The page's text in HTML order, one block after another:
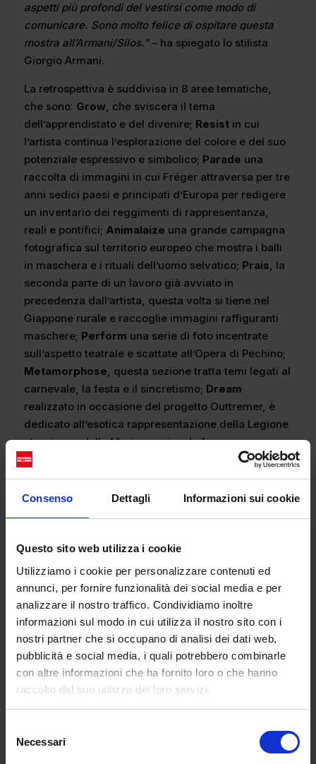
Consenso Dettagli Informazioni sui cookie
Questo sito web utilizza i cookie
Utilizziamo i cookie per personalizzare contenuti ed
annunci, per fornire funzionalità dei social media e per
analizzare il nostro traffico. Condividiamo inoltre
informazioni sul modo in cui utilizza il nostro sito con i
nostri partner che si occupano di analisi dei dati web,
pubblicità e social media, i quali potrebbero combinarle
con altre informazioni che ha fornito loro o che hanno
raccolto dal suo utilizzo dei loro servizi.
delNecessari
aspetti più profondi del vestirsi come modo di
comunicare. Sono molto felice di ospitare questa
mostra all’Armani/Silos.”– ha spiegato lo stilista
Giorgio Armani.
La retrospettiva è suddivisa in 8 aree tematiche,
che sono: Grow, che sviscera il tema
dell’apprendistato e del divenire; Resistin cui
l’artista continua l’esplorazione del colore e del suo
potenziale espressivo e simbolico; Parade una
raccolta di immagini in cui Fréger attraversa per tre
anni sedici paesi e principati d’Europa per redigere
un inventario dei reggimenti di rappresentanza,
reali e pontifici; Animalaize una grande campagna
fotografica sul territorio europeo che mostra i balli
in maschera e i rituali dell’uomo selvatico; Prais, la
seconda parte di un lavoro già avviato in
precedenza dall’artista, questa volta si tiene nel
Giappone rurale e raccoglie immagini raffiguranti
maschere; Perform una serie di foto incentrate
sull’aspetto teatrale e scattate all’Opera di Pechino;
Metamorphose, questa sezione tratta temi legati al
carnevale, la festa e il sincretismo; Dream
realizzato in occasione del progetto Outtremer, è
dedicato all’esotica rappresentazione della Legione
straniera e della Marina nazionale francese.
La retrospettiva, che conta oltre duecentocinquanta
immagini, è un ampio repertorio dell’opera
pallanuoto – Water Polo – dell’anno 2000 alle
immagini più recenti come quelle della serie Mardi
Gras Indians, scattata nel 2016. L’allestimento crea
un dialogo tra i diversi gruppi di immagini
attraverso un modello visivo in cui i ritratti
fotografici coesistono con le uniformi e l’accento è
posto sulla crescente componente teatrale
nell’opera dell’autore. La selezione include ritratti
della squadra di pattinaggio su ghiaccio finlandese
(Steps), immagini dei giovani lottatori di Sumo
(Rikishi) e degli eserciti europei e delle loro uniformi
di rappresentanza (Empire), foto di soldati Sikh